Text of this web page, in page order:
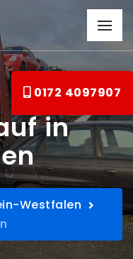
0172 4097907
in
Westfalen